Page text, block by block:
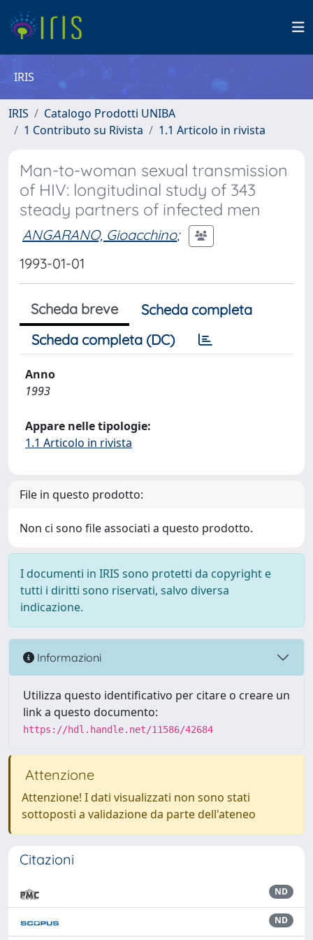
IRIS
IRIS
Catalogo Prodotti UNIBA
1 Contributo su Rivista
1.1 Articolo in rivista
Man-to-woman sexual transmission
of HIV: longitudinal study of 343
steady partners of infected men
ANGARANO, Gioacchino;
1993-01-01
Scheda breve
Scheda completa
Scheda completa (DC)
Anno
1993
Appare nelle tipologie:
1.1 Articolo in rivista
File in questo prodotto:
Non ci sono file associati a questo prodotto.
I documenti in IRIS sono protetti da copyright e
tutti i diritti sono riservati, salvo diversa
indicazione.
Informazioni
Utilizza questo identificativo per citare o creare un
link a questo documento:
https://hdl.handle.net/11586/42684
Attenzione
Attenzione! I dati visualizzati non sono stati
sottoposti a validazione da parte dell'ateneo
Citazioni
ND
ND